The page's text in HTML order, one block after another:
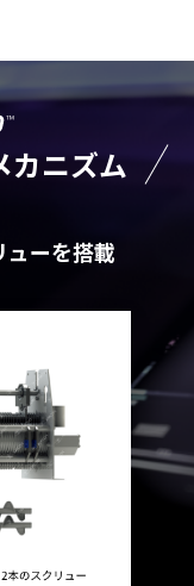
カニズム
ューを搭載